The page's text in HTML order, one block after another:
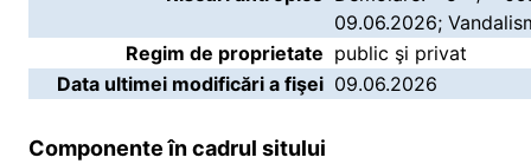
09.06.2026;
Regim de proprietate public şi privat
Data ultimei modificări a fişei 09.06.2026
Componente în cadrul sitului